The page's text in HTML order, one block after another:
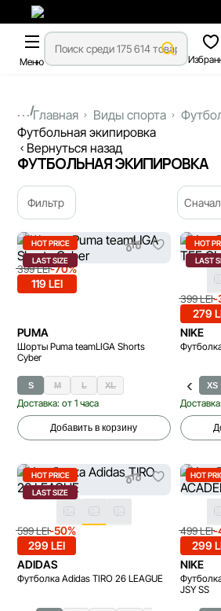
Меню
...Главная Виды спорта
Футбольная экипировка
Вернуться назад
ФУТБОЛЬНАЯ ЭКИПИРОВКА
Фильтр
HOT PRICE
LAST SIZE
399 LEI-70%
119 LEI
PUMA
Шорты Puma teamLIGA Shorts
Cyber
S M L XL
Доставка: от 1 часа
Добавить в корзину
HOT
LAST
399 LEI-
279
NIKE
XS
HOT PRICE
LAST SIZE
599 LEI-50%
299 LEI
ADIDAS
Футболка Adidas TIRO 26 LEAGUE
HOT
499 LEI-
299
NIKE
JSY SS